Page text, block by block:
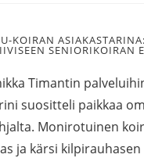
KOIRAN
SENIORIKOIRAN
Timantin
suositteli paikkaa
Monirotuinen
ja kärsi kilpirauhasen